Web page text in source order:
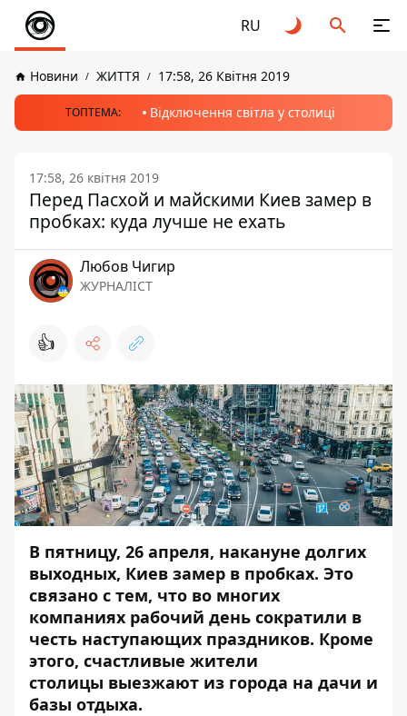
RU
Новини ЖИТТЯ 17:58, 26 Квітня 2019
ТОПТЕМА: Відключення світла у столиці
17:58, 26 квітня 2019
Перед Пасхой и майскими Киев замер в
пробках: куда лучше не ехать
Любов Чигир
ЖУРНАЛІСТ
👍
В пятницу, 26 апреля, накануне долгих
выходных, Киев замер в пробках. Это
связано с тем, что во многих
компаниях рабочий день сократили в
честь наступающих праздников. Кроме
этого, счастливые жители
столицы выезжают из города на дачи и
базы отдыха.